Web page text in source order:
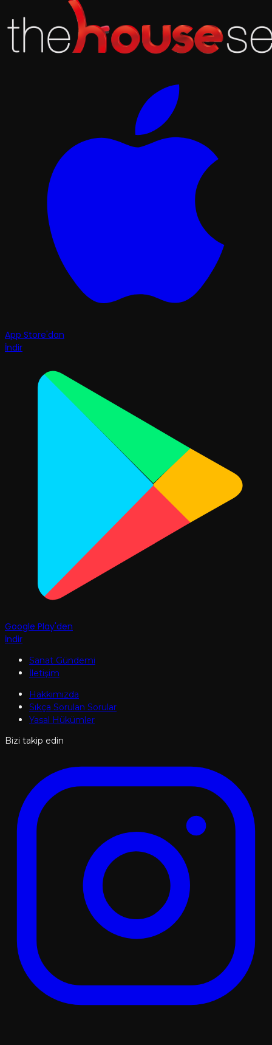
App Store'dan
İndir
Google Play'den
İndir
Sanat Gündemi
İletişim
Hakkımızda
Sıkça Sorulan Sorular
Yasal Hükümler
Bizi takip edin